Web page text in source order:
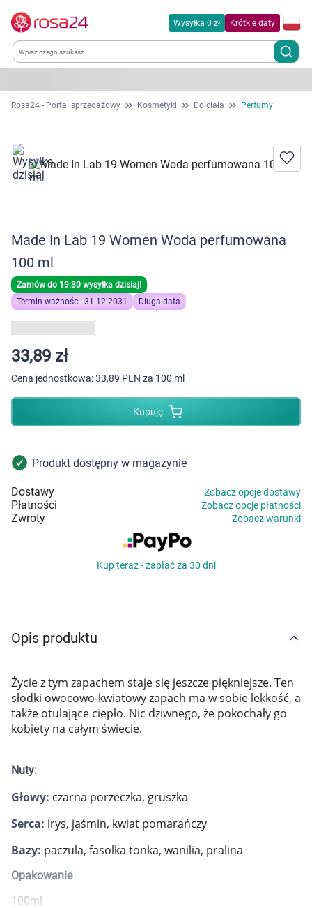
Wysyłka 0 zł Krótkie daty
Kategorie
Dla zwierząt
Zdrowie
Kobieta w ciąży i mama
Dziecko
Higiena
Kosmetyki
Mężczyzna
Zdrowy styl życia
Zabawki
Marki
Rosa24 - Portal sprzedażowy Kosmetyki Do ciała Perfumy
Made In Lab 19 Women Woda perfumowana
100 ml
Zamów do 19:30 wysyłka dzisiaj!
Termin ważności: 31.12.2031
Długa data
33,89 zł
Cena jednostkowa:33,89 PLN za 100 ml
Kupuję
Produkt dostępny w magazynie
Dostawy Zobacz opcje dostawy
Płatności Zobacz opcje płatności
Zwroty Zobacz warunki
Kup teraz - zapłać za 30 dni
Opis produktu
Życie z tym zapachem staje się jeszcze piękniejsze. Ten
słodki owocowo-kwiatowy zapach ma w sobie lekkość, a
także otulające ciepło. Nic dziwnego, że pokochały go
kobiety na całym świecie.
Nuty:
Głowy: czarna porzeczka, gruszka
Serca: irys, jaśmin, kwiat pomarańczy
Bazy: paczula, fasolka tonka, wanilia, pralina
Opakowanie
100ml